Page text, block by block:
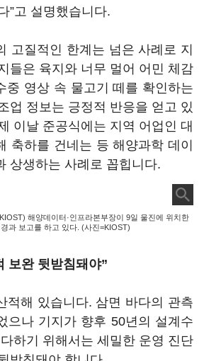
”고 설명했습니다.
고질적인 한계는 넘은 사례로 지
들은 육지와 너무 멀어 어민 체감
중 영상 속 물고기 떼를 확인하는
업 정보는 긍정적 반응을 얻고 있
이날 준공식에는 지역 어업인 대
축하를 건네는 등 해양과학 데이
상생하는 사례로 꼽힙니다.
해양데이터·인프라본부장이 9일 울진에 위치한
과 보고를 하고 있다. (사진=KIOST)
보완 뒷받침돼야”
적해 있습니다. 삼면 바다의 관측
으나 기지가 향후 50년의 설계수
하기 위해서는 세밀한 운영 진단